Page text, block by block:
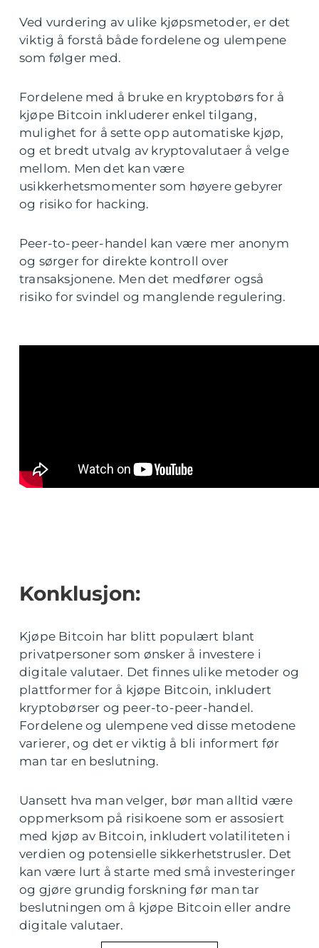
Ved vurdering av ulike kjøpsmetoder, er det
viktig å forstå både fordelene og ulempene
som følger med.
Fordelene med å bruke en kryptobørs for å
kjøpe Bitcoin inkluderer enkel tilgang,
mulighet for å sette opp automatiske kjøp,
og et bredt utvalg av kryptovalutaer å velge
mellom. Men det kan være
usikkerhetsmomenter som høyere gebyrer
og risiko for hacking.
Peer-to-peer-handel kan være mer anonym
og sørger for direkte kontroll over
transaksjonene. Men det medfører også
risiko for svindel og manglende regulering.
Konklusjon:
Kjøpe Bitcoin har blitt populært blant
privatpersoner som ønsker å investere i
digitale valutaer. Det finnes ulike metoder og
plattformer for å kjøpe Bitcoin, inkludert
kryptobørser og peer-to-peer-handel.
Fordelene og ulempene ved disse metodene
varierer, og det er viktig å bli informert før
man tar en beslutning.
Uansett hva man velger, bør man alltid være
oppmerksom på risikoene som er assosiert
med kjøp av Bitcoin, inkludert volatiliteten i
verdien og potensielle sikkerhetstrusler. Det
kan være lurt å starte med små investeringer
og gjøre grundig forskning før man tar
beslutningen om å kjøpe Bitcoin eller andre
digitale valutaer.